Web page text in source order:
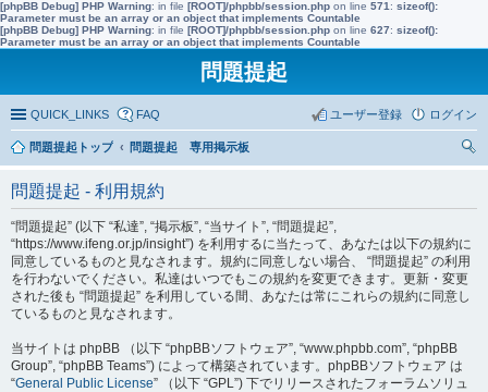
[phpBB Debug] PHP Warning: in file [ROOT]/phpbb/session.php on line 571 : sizeof():
Parameter must be an array or an object that implements Countable
[phpBB Debug] PHP Warning: in file [ROOT]/phpbb/session.php on line 627: sizeof():
Parameter must be an array or an object that implements Countable
問題提起
QUICK_LINKS FAQ ログイン
ユーザー登録
問題提起トップ
問題提起 専用掲示板
問題提起 - 利用規約
“問題提起” (以下 “私達”, “掲示板”, “当サイト”, “問題提起”,
“https://www.ifeng.or.jp/insight”) を利用するに当たって、あなたは以下の規約に
同意しているものと見なされます。規約に同意しない場合、 “問題提起” の利用
を行わないでください。私達はいつでもこの規約を変更できます。更新・変更
された後も “問題提起” を利用している間、あなたは常にこれらの規約に同意し
ているものと見なされます。
当サイトは phpBB （以下 “phpBBソフトウェア”, “www.phpbb.com”, “phpBB
Group”, “phpBB Teams”) によって構築されています。phpBBソフトウェア は
“General Public License” （以下 “GPL”) 下でリリースされたフォーラムソリュ